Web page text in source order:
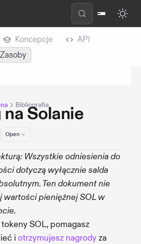
Koncepcje
API
Zasoby
Bibliografia
Solanie
Open
Wszystkie odniesienia do
dotyczą wyłącznie salda
Ten dokument nie
wartości pieniężnej SOL w
SOL, pomagasz
i otrzymujesz nagrodyza